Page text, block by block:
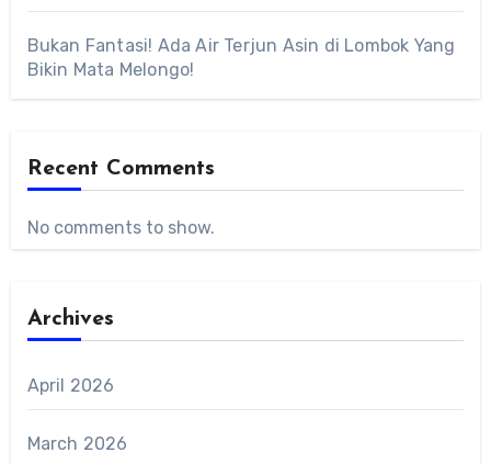
Bukan Fantasi! Ada Air Terjun Asin di Lombok Yang
Bikin Mata Melongo!
Recent Comments
No comments to show.
Archives
April 2026
March 2026